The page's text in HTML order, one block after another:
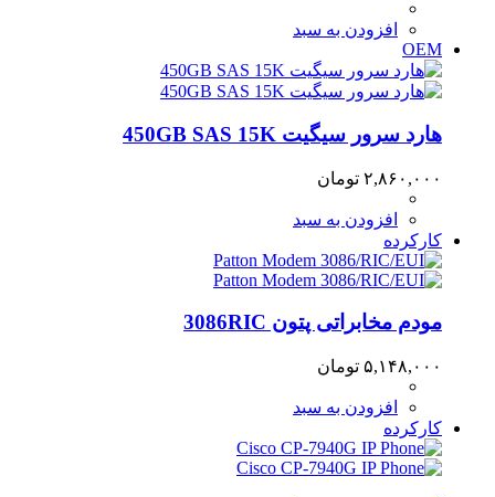
افزودن به سبد
OEM
هارد سرور سیگیت 450GB SAS 15K
۲,۸۶۰,۰۰۰ تومان
افزودن به سبد
کارکرده
مودم مخابراتی پتون 3086RIC
۵,۱۴۸,۰۰۰ تومان
افزودن به سبد
کارکرده